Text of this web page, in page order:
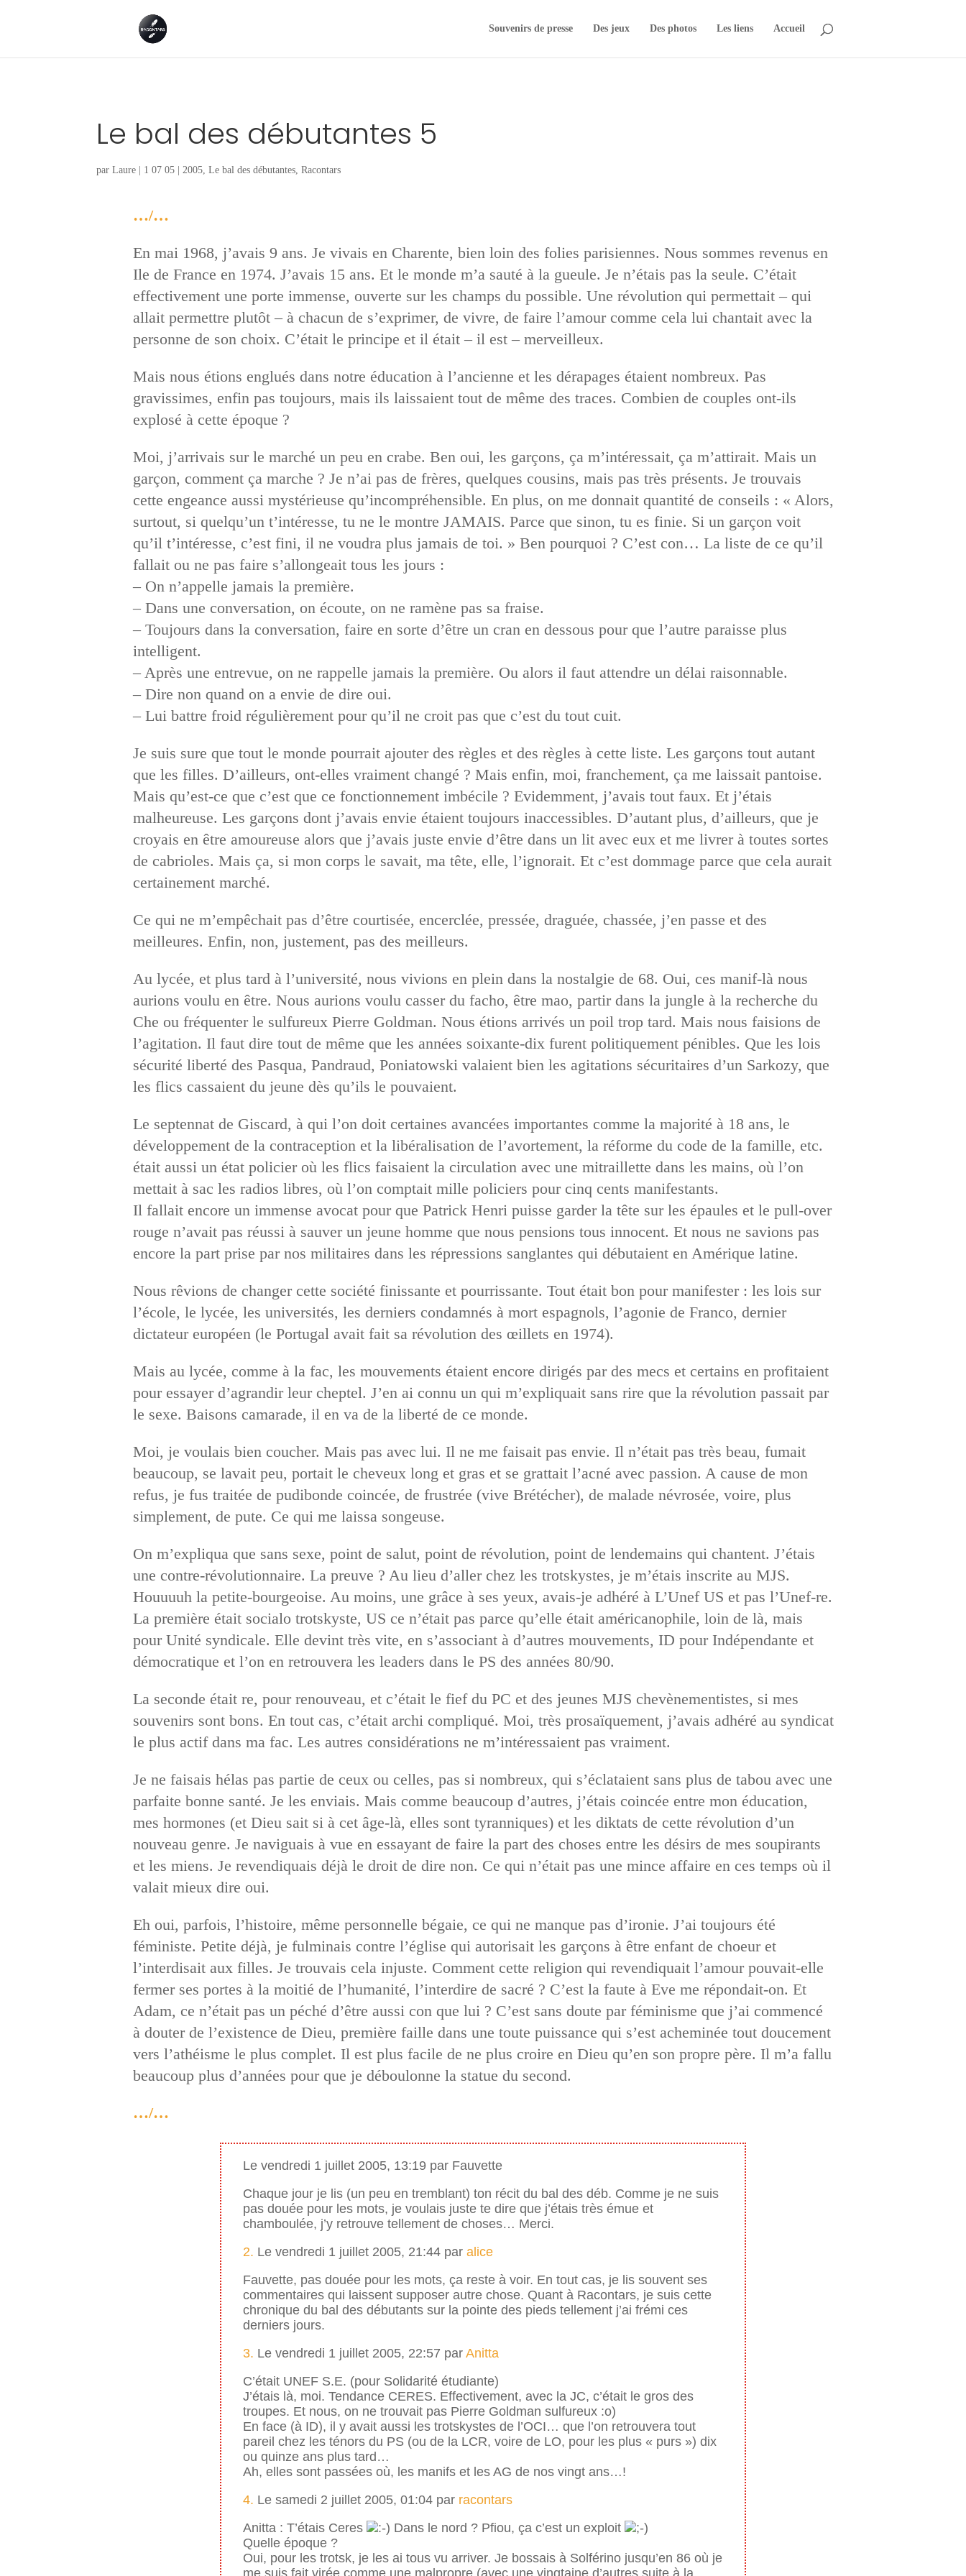
Souvenirs de presse Des jeux Des photos Les liens Accueil
Le bal des débutantes 5
parLaure | 1 07 05 | 2005 ,Le bal des débutantes ,Racontars
…/…
En mai 1968, j’avais 9 ans. Je vivais en Charente, bien loin des folies parisiennes. Nous sommes revenus en
Ile de France en 1974. J’avais 15 ans. Et le monde m’a sauté à la gueule. Je n’étais pas la seule. C’était
effectivement une porte immense, ouverte sur les champs du possible. Une révolution qui permettait – qui
allait permettre plutôt – à chacun de s’exprimer, de vivre, de faire l’amour comme cela lui chantait avec la
personne de son choix. C’était le principe et il était – il est – merveilleux.
Mais nous étions englués dans notre éducation à l’ancienne et les dérapages étaient nombreux. Pas
gravissimes, enfin pas toujours, mais ils laissaient tout de même des traces. Combien de couples ont-ils
explosé à cette époque ?
Moi, j’arrivais sur le marché un peu en crabe. Ben oui, les garçons, ça m’intéressait, ça m’attirait. Mais un
garçon, comment ça marche ? Je n’ai pas de frères, quelques cousins, mais pas très présents. Je trouvais
cette engeance aussi mystérieuse qu’incompréhensible. En plus, on me donnait quantité de conseils : « Alors,
surtout, si quelqu’un t’intéresse, tu ne le montre JAMAIS. Parce que sinon, tu es finie. Si un garçon voit
qu’il t’intéresse, c’est fini, il ne voudra plus jamais de toi. » Ben pourquoi ? C’est con… La liste de ce qu’il
fallait ou ne pas faire s’allongeait tous les jours :
– On n’appelle jamais la première.
– Dans une conversation, on écoute, on ne ramène pas sa fraise.
– Toujours dans la conversation, faire en sorte d’être un cran en dessous pour que l’autre paraisse plus
intelligent.
– Après une entrevue, on ne rappelle jamais la première. Ou alors il faut attendre un délai raisonnable.
– Dire non quand on a envie de dire oui.
– Lui battre froid régulièrement pour qu’il ne croit pas que c’est du tout cuit.
Je suis sure que tout le monde pourrait ajouter des règles et des règles à cette liste. Les garçons tout autant
que les filles. D’ailleurs, ont-elles vraiment changé ? Mais enfin, moi, franchement, ça me laissait pantoise.
Mais qu’est-ce que c’est que ce fonctionnement imbécile ? Evidemment, j’avais tout faux. Et j’étais
malheureuse. Les garçons dont j’avais envie étaient toujours inaccessibles. D’autant plus, d’ailleurs, que je
croyais en être amoureuse alors que j’avais juste envie d’être dans un lit avec eux et me livrer à toutes sortes
de cabrioles. Mais ça, si mon corps le savait, ma tête, elle, l’ignorait. Et c’est dommage parce que cela aurait
certainement marché.
Ce qui ne m’empêchait pas d’être courtisée, encerclée, pressée, draguée, chassée, j’en passe et des
meilleures. Enfin, non, justement, pas des meilleurs.
Au lycée, et plus tard à l’université, nous vivions en plein dans la nostalgie de 68. Oui, ces manif-là nous
aurions voulu en être. Nous aurions voulu casser du facho, être mao, partir dans la jungle à la recherche du
Che ou fréquenter le sulfureux Pierre Goldman. Nous étions arrivés un poil trop tard. Mais nous faisions de
l’agitation. Il faut dire tout de même que les années soixante-dix furent politiquement pénibles. Que les lois
sécurité liberté des Pasqua, Pandraud, Poniatowski valaient bien les agitations sécuritaires d’un Sarkozy, que
les flics cassaient du jeune dès qu’ils le pouvaient.
Le septennat de Giscard, à qui l’on doit certaines avancées importantes comme la majorité à 18 ans, le
développement de la contraception et la libéralisation de l’avortement, la réforme du code de la famille, etc.
était aussi un état policier où les flics faisaient la circulation avec une mitraillette dans les mains, où l’on
mettait à sac les radios libres, où l’on comptait mille policiers pour cinq cents manifestants.
Il fallait encore un immense avocat pour que Patrick Henri puisse garder la tête sur les épaules et le pull-over
rouge n’avait pas réussi à sauver un jeune homme que nous pensions tous innocent. Et nous ne savions pas
encore la part prise par nos militaires dans les répressions sanglantes qui débutaient en Amérique latine.
Nous rêvions de changer cette société finissante et pourrissante. Tout était bon pour manifester : les lois sur
l’école, le lycée, les universités, les derniers condamnés à mort espagnols, l’agonie de Franco, dernier
dictateur européen (le Portugal avait fait sa révolution des œillets en 1974).
Mais au lycée, comme à la fac, les mouvements étaient encore dirigés par des mecs et certains en profitaient
pour essayer d’agrandir leur cheptel. J’en ai connu un qui m’expliquait sans rire que la révolution passait par
le sexe. Baisons camarade, il en va de la liberté de ce monde.
Moi, je voulais bien coucher. Mais pas avec lui. Il ne me faisait pas envie. Il n’était pas très beau, fumait
beaucoup, se lavait peu, portait le cheveux long et gras et se grattait l’acné avec passion. A cause de mon
refus, je fus traitée de pudibonde coincée, de frustrée (vive Brétécher), de malade névrosée, voire, plus
simplement, de pute. Ce qui me laissa songeuse.
On m’expliqua que sans sexe, point de salut, point de révolution, point de lendemains qui chantent. J’étais
une contre-révolutionnaire. La preuve ? Au lieu d’aller chez les trotskystes, je m’étais inscrite au MJS.
Houuuuh la petite-bourgeoise. Au moins, une grâce à ses yeux, avais-je adhéré à L’Unef US et pas l’Unef-re.
La première était socialo trotskyste, US ce n’était pas parce qu’elle était américanophile, loin de là, mais
pour Unité syndicale. Elle devint très vite, en s’associant à d’autres mouvements, ID pour Indépendante et
démocratique et l’on en retrouvera les leaders dans le PS des années 80/90.
La seconde était re, pour renouveau, et c’était le fief du PC et des jeunes MJS chevènementistes, si mes
souvenirs sont bons. En tout cas, c’était archi compliqué. Moi, très prosaïquement, j’avais adhéré au syndicat
le plus actif dans ma fac. Les autres considérations ne m’intéressaient pas vraiment.
Je ne faisais hélas pas partie de ceux ou celles, pas si nombreux, qui s’éclataient sans plus de tabou avec une
parfaite bonne santé. Je les enviais. Mais comme beaucoup d’autres, j’étais coincée entre mon éducation,
mes hormones (et Dieu sait si à cet âge-là, elles sont tyranniques) et les diktats de cette révolution d’un
nouveau genre. Je naviguais à vue en essayant de faire la part des choses entre les désirs de mes soupirants
et les miens. Je revendiquais déjà le droit de dire non. Ce qui n’était pas une mince affaire en ces temps où il
valait mieux dire oui.
Eh oui, parfois, l’histoire, même personnelle bégaie, ce qui ne manque pas d’ironie. J’ai toujours été
féministe. Petite déjà, je fulminais contre l’église qui autorisait les garçons à être enfant de choeur et
l’interdisait aux filles. Je trouvais cela injuste. Comment cette religion qui revendiquait l’amour pouvait-elle
fermer ses portes à la moitié de l’humanité, l’interdire de sacré ? C’est la faute à Eve me répondait-on. Et
Adam, ce n’était pas un péché d’être aussi con que lui ? C’est sans doute par féminisme que j’ai commencé
à douter de l’existence de Dieu, première faille dans une toute puissance qui s’est acheminée tout doucement
vers l’athéisme le plus complet. Il est plus facile de ne plus croire en Dieu qu’en son propre père. Il m’a fallu
beaucoup plus d’années pour que je déboulonne la statue du second.
…/…
Le vendredi 1 juillet 2005, 13:19 par Fauvette
Chaque jour je lis (un peu en tremblant) ton récit du bal des déb. Comme je ne suis
pas douée pour les mots, je voulais juste te dire que j’étais très émue et
chamboulée, j’y retrouve tellement de choses… Merci.
2. Le vendredi 1 juillet 2005, 21:44 paralice
Fauvette, pas douée pour les mots, ça reste à voir. En tout cas, je lis souvent ses
commentaires qui laissent supposer autre chose. Quant à Racontars, je suis cette
chronique du bal des débutants sur la pointe des pieds tellement j’ai frémi ces
derniers jours.
3. Le vendredi 1 juillet 2005, 22:57 parAnitta
C’était UNEF S.E. (pour Solidarité étudiante)
J’étais là, moi. Tendance CERES. Effectivement, avec la JC, c’était le gros des
troupes. Et nous, on ne trouvait pas Pierre Goldman sulfureux :o)
En face (à ID), il y avait aussi les trotskystes de l’OCI… que l’on retrouvera tout
pareil chez les ténors du PS (ou de la LCR, voire de LO, pour les plus « purs ») dix
ou quinze ans plus tard…
Ah, elles sont passées où, les manifs et les AG de nos vingt ans…!
4. Le samedi 2 juillet 2005, 01:04 par racontars
Anitta : T’étais Ceres
Dans le nord ? Pfiou, ça c’est un exploit
Quelle époque ?
Oui, pour les trotsk, je les ai tous vu arriver. Je bossais à Solférino jusqu’en 86 où je